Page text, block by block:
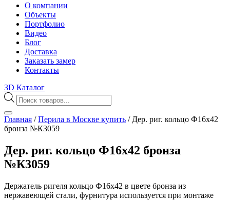
О компании
Объекты
Портфолио
Видео
Блог
Доставка
Заказать замер
Контакты
3D Каталог
Поиск
товаров
Главная /Перила в Москве купить / Дер. риг. кольцо Ф16х42
бронза №К3059
Дер. риг. кольцо Ф16х42 бронза
№К3059
Держатель ригеля кольцо Ф16х42 в цвете бронза из
нержавеющей стали, фурнитура используется при монтаже